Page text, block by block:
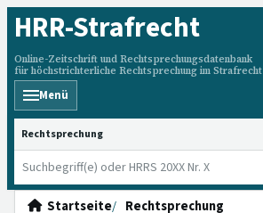
HRR-Strafrecht
Online-Zeitschrift und Rechtsprechungsdatenbank
für höchstrichterliche Rechtsprechung im Strafrecht
Menü
HRRS durchsuchen
Startseite
Rechtsprechung